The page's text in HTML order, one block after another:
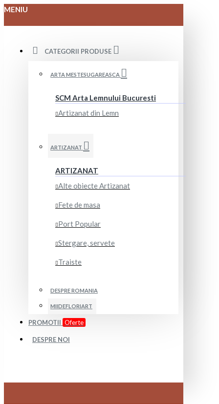
MENIU
CATEGORII PRODUSE
ARTA MESTESUGAREASCA
SCM Arta Lemnului Bucuresti
Artizanat din Lemn
ARTIZANAT
ARTIZANAT
Alte obiecte Artizanat
Fete de masa
Port Popular
Stergare, servete
Traiste
DESPRE ROMANIA
MIIDEFLORIART
PROMOTII Oferte
DESPRE NOI